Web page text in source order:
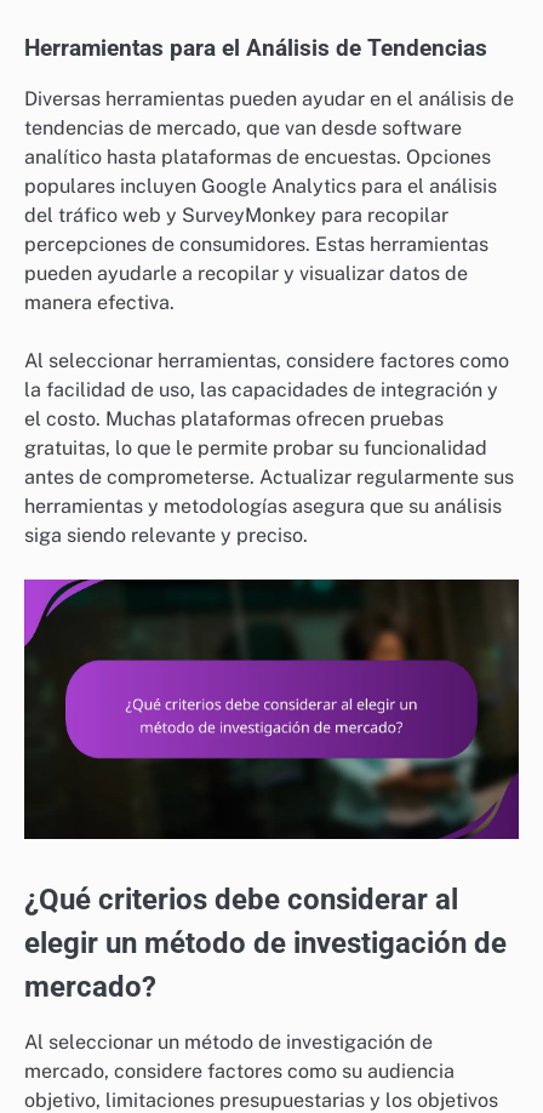
Herramientas para el Análisis de Tendencias
Diversas herramientas pueden ayudar en el análisis de
tendencias de mercado, que van desde software
analítico hasta plataformas de encuestas. Opciones
populares incluyen Google Analytics para el análisis
del tráfico web y SurveyMonkey para recopilar
percepciones de consumidores. Estas herramientas
pueden ayudarle a recopilar y visualizar datos de
manera efectiva.
Al seleccionar herramientas, considere factores como
la facilidad de uso, las capacidades de integración y
el costo. Muchas plataformas ofrecen pruebas
gratuitas, lo que le permite probar su funcionalidad
antes de comprometerse. Actualizar regularmente sus
herramientas y metodologías asegura que su análisis
siga siendo relevante y preciso.
¿Qué criterios debe considerar al
elegir un método de investigación de
mercado?
Al seleccionar un método de investigación de
mercado, considere factores como su audiencia
objetivo, limitaciones presupuestarias y los objetivos